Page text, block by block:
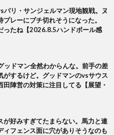
パリ・サンジェルマン現地観戦。ヌ
レーにブチ切れそうになった。
ったね【2026.8.5ハンドボール感
ッドマン全然わからんな。前手の差
がするけど。グッドマンのvsサウス
田陣営の対策に注目してる【展望・
が好みすぎてたまらない。馬力と連
ィフェンス面に穴がありそうなのも